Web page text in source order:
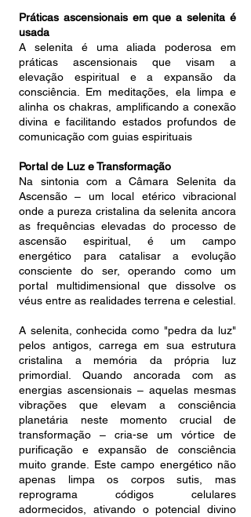
Práticas ascensionais em que a selenita é
usada
A selenita é uma aliada poderosa em
práticas ascensionais que visam a
elevação espiritual e a expansão da
consciência. Em meditações, ela limpa e
alinha os chakras, amplificando a conexão
divina e facilitando estados profundos de
comunicação com guias espirituais
Portal de Luz e Transformação
Na sintonia com a Câmara Selenita da
Ascensão – um local etérico vibracional
onde a pureza cristalina da selenita ancora
as frequências elevadas do processo de
ascensão espiritual, é um campo
energético para catalisar a evolução
consciente do ser, operando como um
portal multidimensional que dissolve os
véus entre as realidades terrena e celestial.
A selenita, conhecida como "pedra da luz"
pelos antigos, carrega em sua estrutura
cristalina a memória da própria luz
primordial. Quando ancorada com as
energias ascensionais – aquelas mesmas
vibrações que elevam a consciência
planetária neste momento crucial de
transformação – cria-se um vórtice de
purificação e expansão de consciência
muito grande. Este campo energético não
apenas limpa os corpos sutis, mas
reprograma códigos celulares
adormecidos, ativando o potencial divino